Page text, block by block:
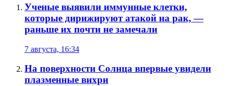
Ученые выявили иммунные клетки,
которые дирижируют атакой на рак, —
раньше их почти не замечали
7 августа, 16:34
На поверхности Солнца впервые увидели
плазменные вихри